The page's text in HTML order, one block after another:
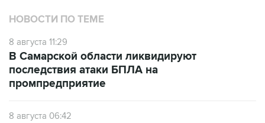
НОВОСТИ ПО ТЕМЕ
8 августа 11:29
В Самарской области ликвидируют
последствия атаки БПЛА на
промпредприятие
8 августа 06:42